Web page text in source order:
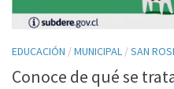
EDUCACIÓN /MUNICIPAL /SAN
Conoce de qué se